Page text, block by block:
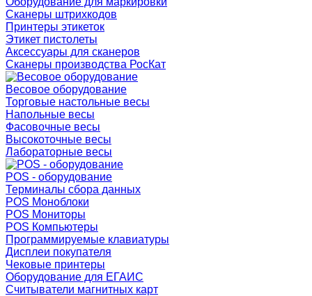
Сканеры штрихкодов
Принтеры этикеток
Этикет пистолеты
Аксессуары для сканеров
Сканеры производства РосКат
Весовое оборудование
Торговые настольные весы
Напольные весы
Фасовочные весы
Высокоточные весы
Лабораторные весы
POS - оборудование
Терминалы сбора данных
POS Моноблоки
POS Мониторы
POS Компьютеры
Программируемые клавиатуры
Дисплеи покупателя
Чековые принтеры
Оборудование для ЕГАИС
Считыватели магнитных карт